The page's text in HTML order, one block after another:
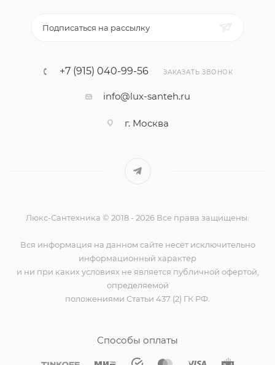
Подписаться на рассылку
+7 (915) 040-99-56 ЗАКАЗАТЬ ЗВОНОК
info@lux-santeh.ru
г. Москва
Люкс-Сантехника © 2018 - 2026 Все права защищены.
Вся информация на данном сайте несёт исключительно
информационный характер
и ни при каких условиях не является публичной офертой,
определяемой
положениями Статьи 437 (2) ГК РФ.
Способы оплаты